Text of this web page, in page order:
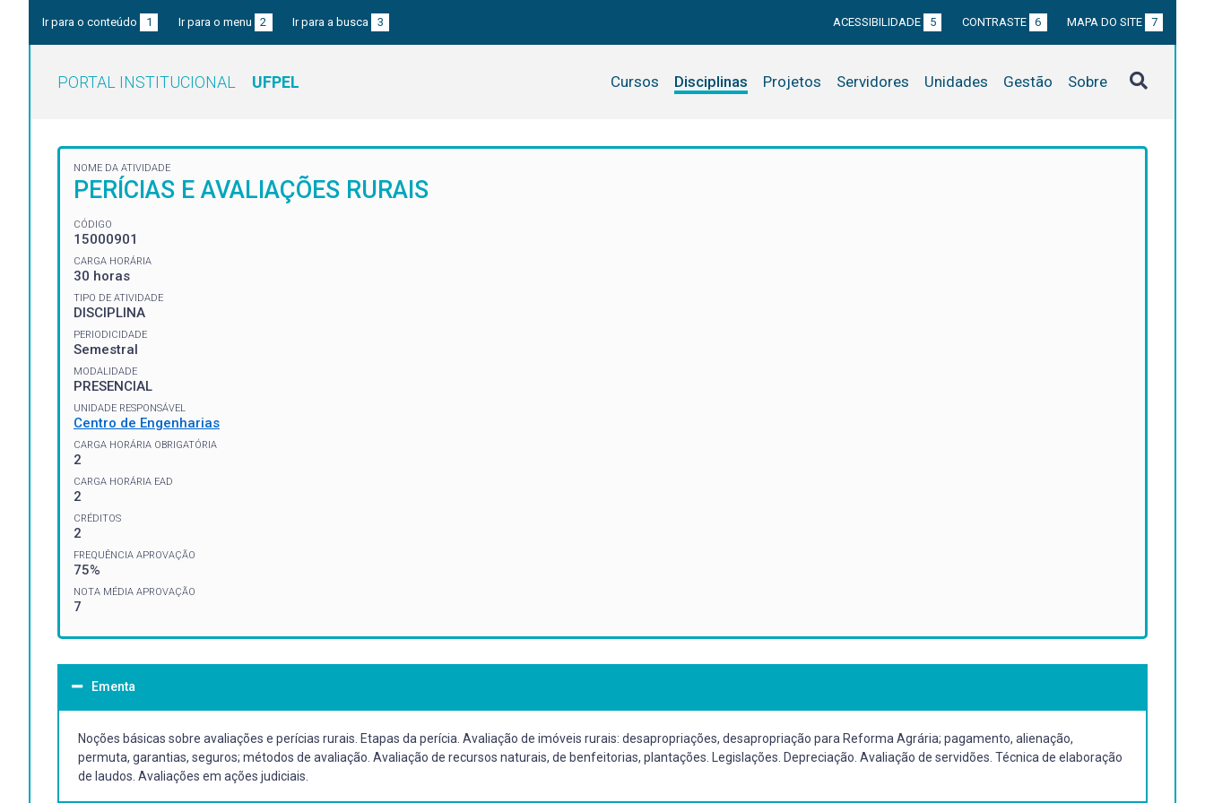
Ir para o conteúdo 1 Ir para o menu 2 Ir para a busca 3 ACESSIBILIDADE 5 CONTRASTE 6 MAPA DO SITE 7
PORTAL INSTITUCIONAL UFPEL Cursos Disciplinas Projetos Servidores Unidades Gestão Sobre
NOME DA ATIVIDADE
PERÍCIAS E AVALIAÇÕES RURAIS
CÓDIGO
15000901
CARGA HORÁRIA
30 horas
TIPO DE ATIVIDADE
DISCIPLINA
PERIODICIDADE
Semestral
MODALIDADE
PRESENCIAL
UNIDADE RESPONSÁVEL
Centro de Engenharias
CARGA HORÁRIA OBRIGATÓRIA
2
CARGA HORÁRIA EAD
2
CRÉDITOS
2
FREQUÊNCIA APROVAÇÃO
75%
NOTA MÉDIA APROVAÇÃO
7
Ementa
Noções básicas sobre avaliações e perícias rurais. Etapas da perícia. Avaliação de imóveis rurais: desapropriações, desapropriação para Reforma Agrária; pagamento, alienação,
permuta, garantias, seguros; métodos de avaliação. Avaliação de recursos naturais, de benfeitorias, plantações. Legislações. Depreciação. Avaliação de servidões. Técnica de elaboração
de laudos. Avaliações em ações judiciais.